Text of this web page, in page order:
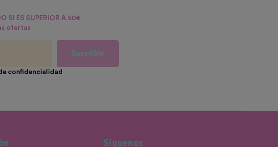
SI ES SUPERIOR A 50€
ofertas
Suscribir
confidencialidad
Síguenos